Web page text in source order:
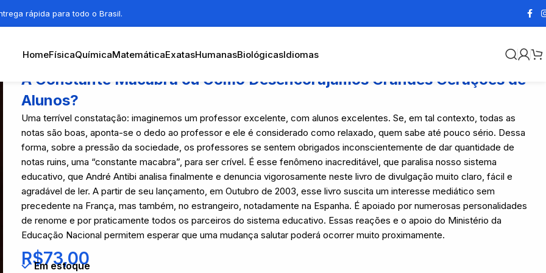
rápida para todo o Brasil.
HomeFísicaQuímicaMatemáticaExatasHumanasBiológicasIdiomas
A Constante Macabra ou Como Desencorajamos Grandes Gerações de
Alunos?
Uma terrível constatação: imaginemos um professor excelente, com alunos excelentes. Se, em tal contexto, todas as
notas são boas, aponta-se o dedo ao professor e ele é considerado como relaxado, quem sabe até pouco sério. Dessa
forma, sobre a pressão da sociedade, os professores se sentem obrigados inconscientemente de dar quantidade de
notas ruins, uma “constante macabra”, para ser crível. É esse fenômeno inacreditável, que paralisa nosso sistema
educativo, que André Antibi analisa finalmente e denuncia vigorosamente neste livro de divulgação muito claro, fácil e
agradável de ler. A partir de seu lançamento, em Outubro de 2003, esse livro suscita um interesse mediático sem
precedente na França, mas também, no estrangeiro, notadamente na Espanha. É apoiado por numerosas personalidades
de renome e por praticamente todos os parceiros do sistema educativo. Essas reações e o apoio do Ministério da
Educação Nacional permitem esperar que uma mudança salutar poderá ocorrer muito proximamente.
R$73,00
Em estoque